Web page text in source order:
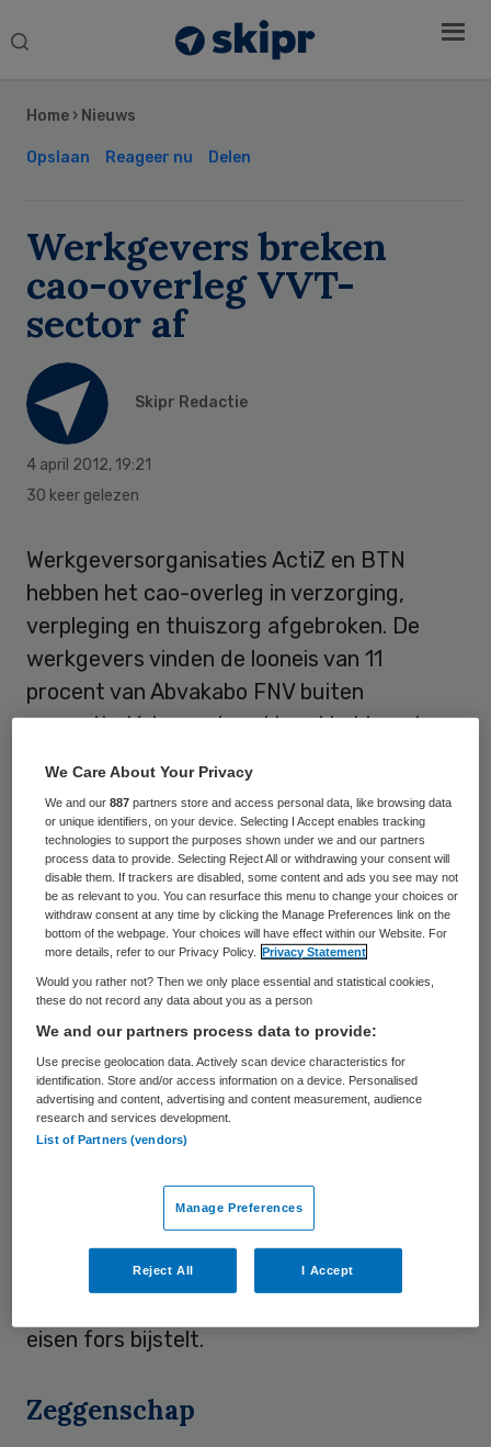
Search
Home › Nieuws
Opslaan Reageer nu Delen
Werkgevers breken
cao-overleg VVT-
sector af
Skipr Redactie
4 april 2012, 19:21
30 keer gelezen
Werkgeversorganisaties ActiZ en BTN
hebben het cao-overleg in verzorging,
verpleging en thuiszorg afgebroken. De
werkgevers vinden de looneis van 11
procent van Abvakabo FNV buiten
proportie. Volgens de vakbond hebben de
In een voorstellenbrief eist Abvakabo FNV
volgens de werkgevers een totale
loonsverhoging van circa 5,5 procent voor
een periode van twaalf maanden.
Daarnaast heeft Abvakabo FNV nog een
aantal eisen gesteld, wat een extra 5
procent van de loonsom betekent. De
werkgeversorganisaties hebben berekend
dat de totale kosten van het eisenpakket
van Abvakabo FNV 1 miljard euro bedraagt.
onverantwoord”in een tijd waarin de
Nederlandse economie in een recessie
verkeert. Verder overleg heeft voor de
eisen fors bijstelt.
Zeggenschap
Sidebar
We Care About Your Privacy
We and our887 partners store and access personal data, like browsing data
or unique identifiers, on your device. Selecting I Accept enables tracking
technologies to support the purposes shown under we and our partners
process data to provide. Selecting Reject All or withdrawing your consent will
disable them. If trackers are disabled, some content and ads you see may not
be as relevant to you. You can resurface this menu to change your choices or
withdraw consent at any time by clicking the Manage Preferences link on the
bottom of the webpage. Your choices will have effect within our Website. For
more details, refer to our Privacy Policy.
Privacy Statement
Would you rather not? Then we only place essential and statistical cookies,
these do not record any data about you as a person
We and our partners process data to provide:
Use precise geolocation data. Actively scan device characteristics for
identification. Store and/or access information on a device. Personalised
advertising and content, advertising and content measurement, audience
research and services development.
List of Partners (vendors)
Manage Preferences
Reject All I Accept